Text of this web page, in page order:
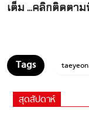
เต็ม ...คลิกติดตา
taeyeon
สุดสัปดาห์